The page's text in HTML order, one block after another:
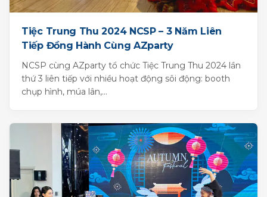
Tiệc Trung Thu 2024 NCSP – 3 Năm Liên
Tiếp Đồng Hành Cùng AZparty
NCSP cùng AZparty tổ chức Tiệc Trung Thu 2024 lần
thứ 3 liên tiếp với nhiều hoạt động sôi động: booth
chụp hình, múa lân,...